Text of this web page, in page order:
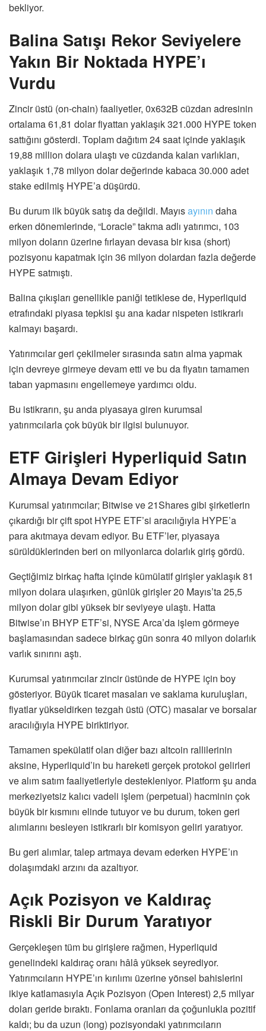
bekliyor.
Balina Satışı Rekor Seviyelere
Yakın Bir Noktada HYPE’ı
Vurdu
Zincir üstü (on-chain) faaliyetler, 0x632B cüzdan adresinin
ortalama 61,81 dolar fiyattan yaklaşık 321.000 HYPE token
sattığını gösterdi. Toplam dağıtım 24 saat içinde yaklaşık
19,88 million dolara ulaştı ve cüzdanda kalan varlıkları,
yaklaşık 1,78 milyon dolar değerinde kabaca 30.000 adet
stake edilmiş HYPE’a düşürdü.
Bu durum ilk büyük satış da değildi. Mayısayının daha
erken dönemlerinde, “Loracle” takma adlı yatırımcı, 103
milyon doların üzerine fırlayan devasa bir kısa (short)
pozisyonu kapatmak için 36 milyon dolardan fazla değerde
HYPE satmıştı.
Balina çıkışları genellikle paniği tetiklese de, Hyperliquid
etrafındaki piyasa tepkisi şu ana kadar nispeten istikrarlı
kalmayı başardı.
Yatırımcılar geri çekilmeler sırasında satın alma yapmak
için devreye girmeye devam etti ve bu da fiyatın tamamen
taban yapmasını engellemeye yardımcı oldu.
Bu istikrarın, şu anda piyasaya giren kurumsal
yatırımcılarla çok büyük bir ilgisi bulunuyor.
ETF Girişleri Hyperliquid Satın
Almaya Devam Ediyor
Kurumsal yatırımcılar; Bitwise ve 21Shares gibi şirketlerin
çıkardığı bir çift spot HYPE ETF’si aracılığıyla HYPE’a
para akıtmaya devam ediyor. Bu ETF’ler, piyasaya
sürüldüklerinden beri on milyonlarca dolarlık giriş gördü.
Geçtiğimiz birkaç hafta içinde kümülatif girişler yaklaşık 81
milyon dolara ulaşırken, günlük girişler 20 Mayıs’ta 25,5
milyon dolar gibi yüksek bir seviyeye ulaştı. Hatta
Bitwise’ın BHYP ETF’si, NYSE Arca’da işlem görmeye
başlamasından sadece birkaç gün sonra 40 milyon dolarlık
varlık sınırını aştı.
Kurumsal yatırımcılar zincir üstünde de HYPE için boy
gösteriyor. Büyük ticaret masaları ve saklama kuruluşları,
fiyatlar yükseldirken tezgah üstü (OTC) masalar ve borsalar
aracılığıyla HYPE biriktiriyor.
Tamamen spekülatif olan diğer bazı altcoin rallilerinin
aksine, Hyperliquid’in bu hareketi gerçek protokol gelirleri
ve alım satım faaliyetleriyle destekleniyor. Platform şu anda
merkeziyetsiz kalıcı vadeli işlem (perpetual) hacminin çok
büyük bir kısmını elinde tutuyor ve bu durum, token geri
alımlarını besleyen istikrarlı bir komisyon geliri yaratıyor.
Bu geri alımlar, talep artmaya devam ederken HYPE’ın
dolaşımdaki arzını da azaltıyor.
Açık Pozisyon ve Kaldıraç
Riskli Bir Durum Yaratıyor
Gerçekleşen tüm bu girişlere rağmen, Hyperliquid
genelindeki kaldıraç oranı hâlâ yüksek seyrediyor.
Yatırımcıların HYPE’ın kırılımı üzerine yönsel bahislerini
ikiye katlamasıyla Açık Pozisyon (Open Interest) 2,5 milyar
doları geride bıraktı. Fonlama oranları da çoğunlukla pozitif
kaldı; bu da uzun (long) pozisyondaki yatırımcıların